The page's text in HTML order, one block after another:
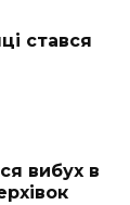
стався
вибух в